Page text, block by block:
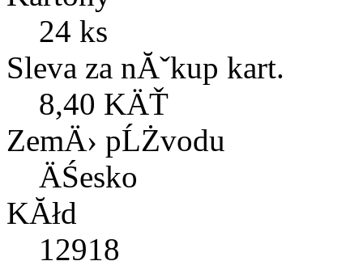
24 ks
Sleva za nĂˇkup kart.
8,40 KÄŤ
ZemÄ› pĹŻvodu
ÄŚesko
KĂłd
12918